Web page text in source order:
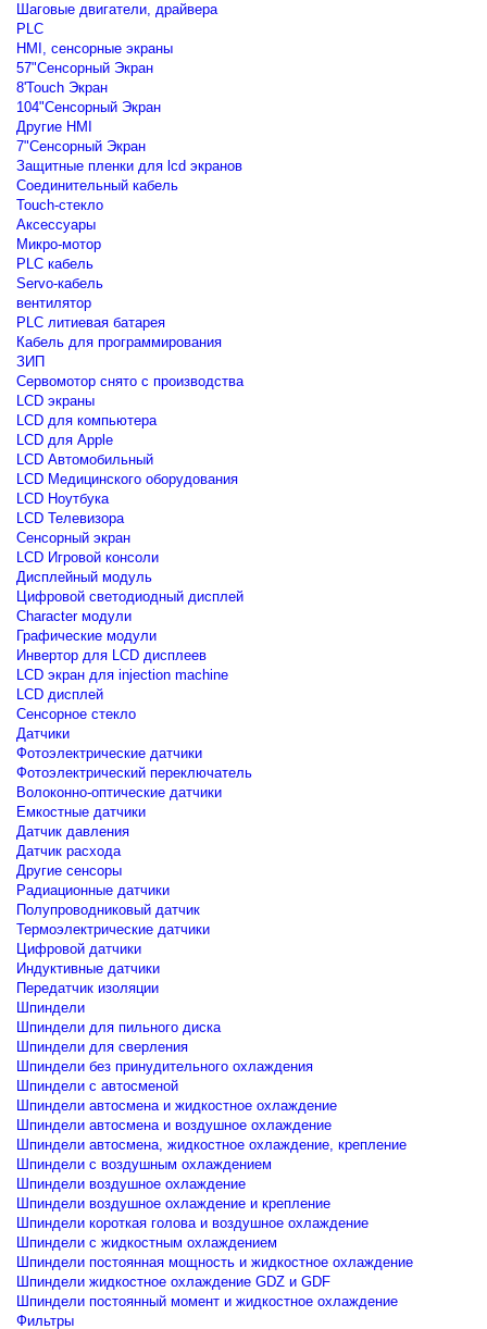
Шаговые двигатели, драйвера
PLC
HMI, сенсорные экраны
57"Сенсорный Экран
8'Touch Экран
104"Сенсорный Экран
Другие HMI
7"Сенсорный Экран
Защитные пленки для lcd экранов
Соединительный кабель
Touch-стекло
Аксессуары
Микро-мотор
PLC кабель
Servo-кабель
вентилятор
PLC литиевая батарея
Кабель для программирования
ЗИП
Сервомотор снято с производства
LCD экраны
LCD для компьютера
LCD для Apple
LCD Автомобильный
LCD Медицинского оборудования
LCD Ноутбука
LCD Телевизора
Сенсорный экран
LCD Игровой консоли
Дисплейный модуль
Цифровой светодиодный дисплей
Сharacter модули
Графические модули
Инвертор для LCD дисплеев
LCD экран для injection machine
LCD дисплей
Сенсорное стекло
Датчики
Фотоэлектрические датчики
Фотоэлектрический переключатель
Волоконно-оптические датчики
Емкостные датчики
Датчик давления
Датчик расхода
Другие сенсоры
Радиационные датчики
Полупроводниковый датчик
Термоэлектрические датчики
Цифровой датчики
Индуктивные датчики
Передатчик изоляции
Шпиндели
Шпиндели для пильного диска
Шпиндели для сверления
Шпиндели без принудительного охлаждения
Шпиндели с автосменой
Шпиндели автосмена и жидкостное охлаждение
Шпиндели автосмена и воздушное охлаждение
Шпиндели автосмена, жидкостное охлаждение, крепление
Шпиндели с воздушным охлаждением
Шпиндели воздушное охлаждение
Шпиндели воздушное охлаждение и крепление
Шпиндели короткая голова и воздушное охлаждение
Шпиндели с жидкостным охлаждением
Шпиндели постоянная мощность и жидкостное охлаждение
Шпиндели жидкостное охлаждение GDZ и GDF
Шпиндели постоянный момент и жидкостное охлаждение
Фильтры